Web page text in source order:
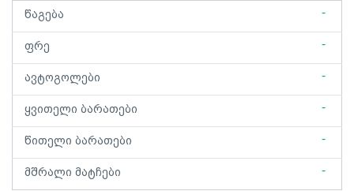
წაგება -
ფრე -
ავტოგოლები -
ყვითელი ბარათები -
წითელი ბარათები -
მშრალი მატჩები -